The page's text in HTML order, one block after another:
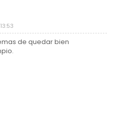
de quedar bien